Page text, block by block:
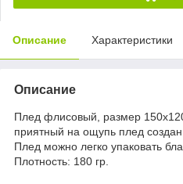
Описание Характеристики
Описание
Плед флисовый, размер
приятный на ощупь плед
Плед можно легко упаковать
Плотность: 180 гр.